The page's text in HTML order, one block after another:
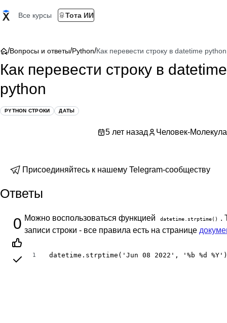
Все курсы Тота ИИ
/Вопросы и ответы/Python/Как перевести строку в datetime python
Как перевести строку в datetime
python
PYTHON СТРОКИ ДАТЫ
5 лет назад Человек-Молекула
Присоединяйтесь к нашему Telegram-сообществу
Ответы
0 Можно воспользоваться функцией datetime.strptime()
.
записи строки - все правила есть на странице
1 datetime.strptime('Jun 08 2022', '%b %d